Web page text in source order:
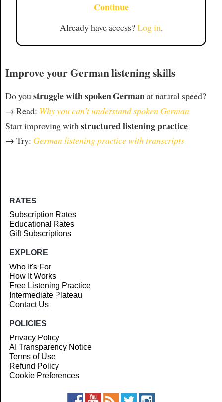
Continue
Already have access?Log in.
Improve your German listening skills
Do youstruggle with spoken Germanat natural speed?
→ Read: Why you can't understand spoken German
Start improving withstructured listening practice
→ Try: German listening practice with transcripts
RATES
Subscription Rates
Educational Rates
Gift Subscriptions
EXPLORE
Who It's For
How It Works
Free Listening Practice
Intermediate Plateau
Contact Us
POLICIES
Privacy Policy
AI Transparency Notice
Terms of Use
Refund Policy
Cookie Preferences